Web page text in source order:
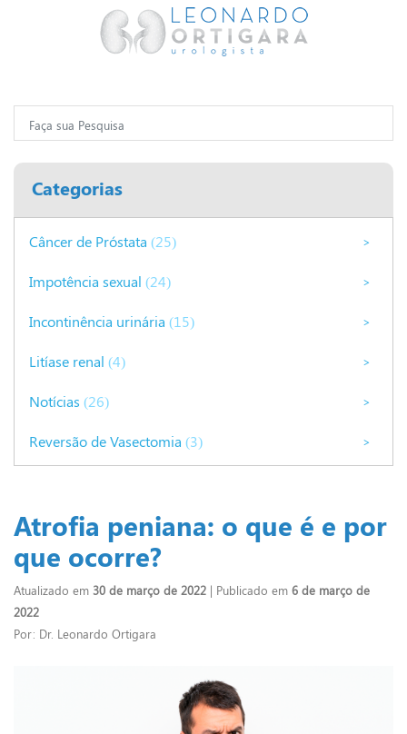
Categorias
Câncer de Próstata (25) >
Impotência sexual (24) >
Incontinência urinária (15) >
Litíase renal (4) >
Notícias (26) >
Reversão de Vasectomia (3) >
Atrofia peniana: o que é e por
que ocorre?
Atualizado em 30 de março de 2022 | Publicado em 6 de março de
2022
Por: Dr. Leonardo Ortigara